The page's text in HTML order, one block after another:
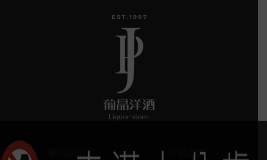
葡晶調酒室 探索品牌